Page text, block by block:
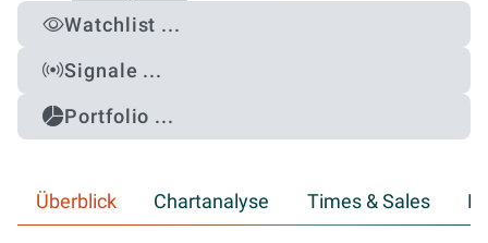
Watchlist ...
Signale ...
Portfolio ...
Überblick Chartanalyse Times & Sales